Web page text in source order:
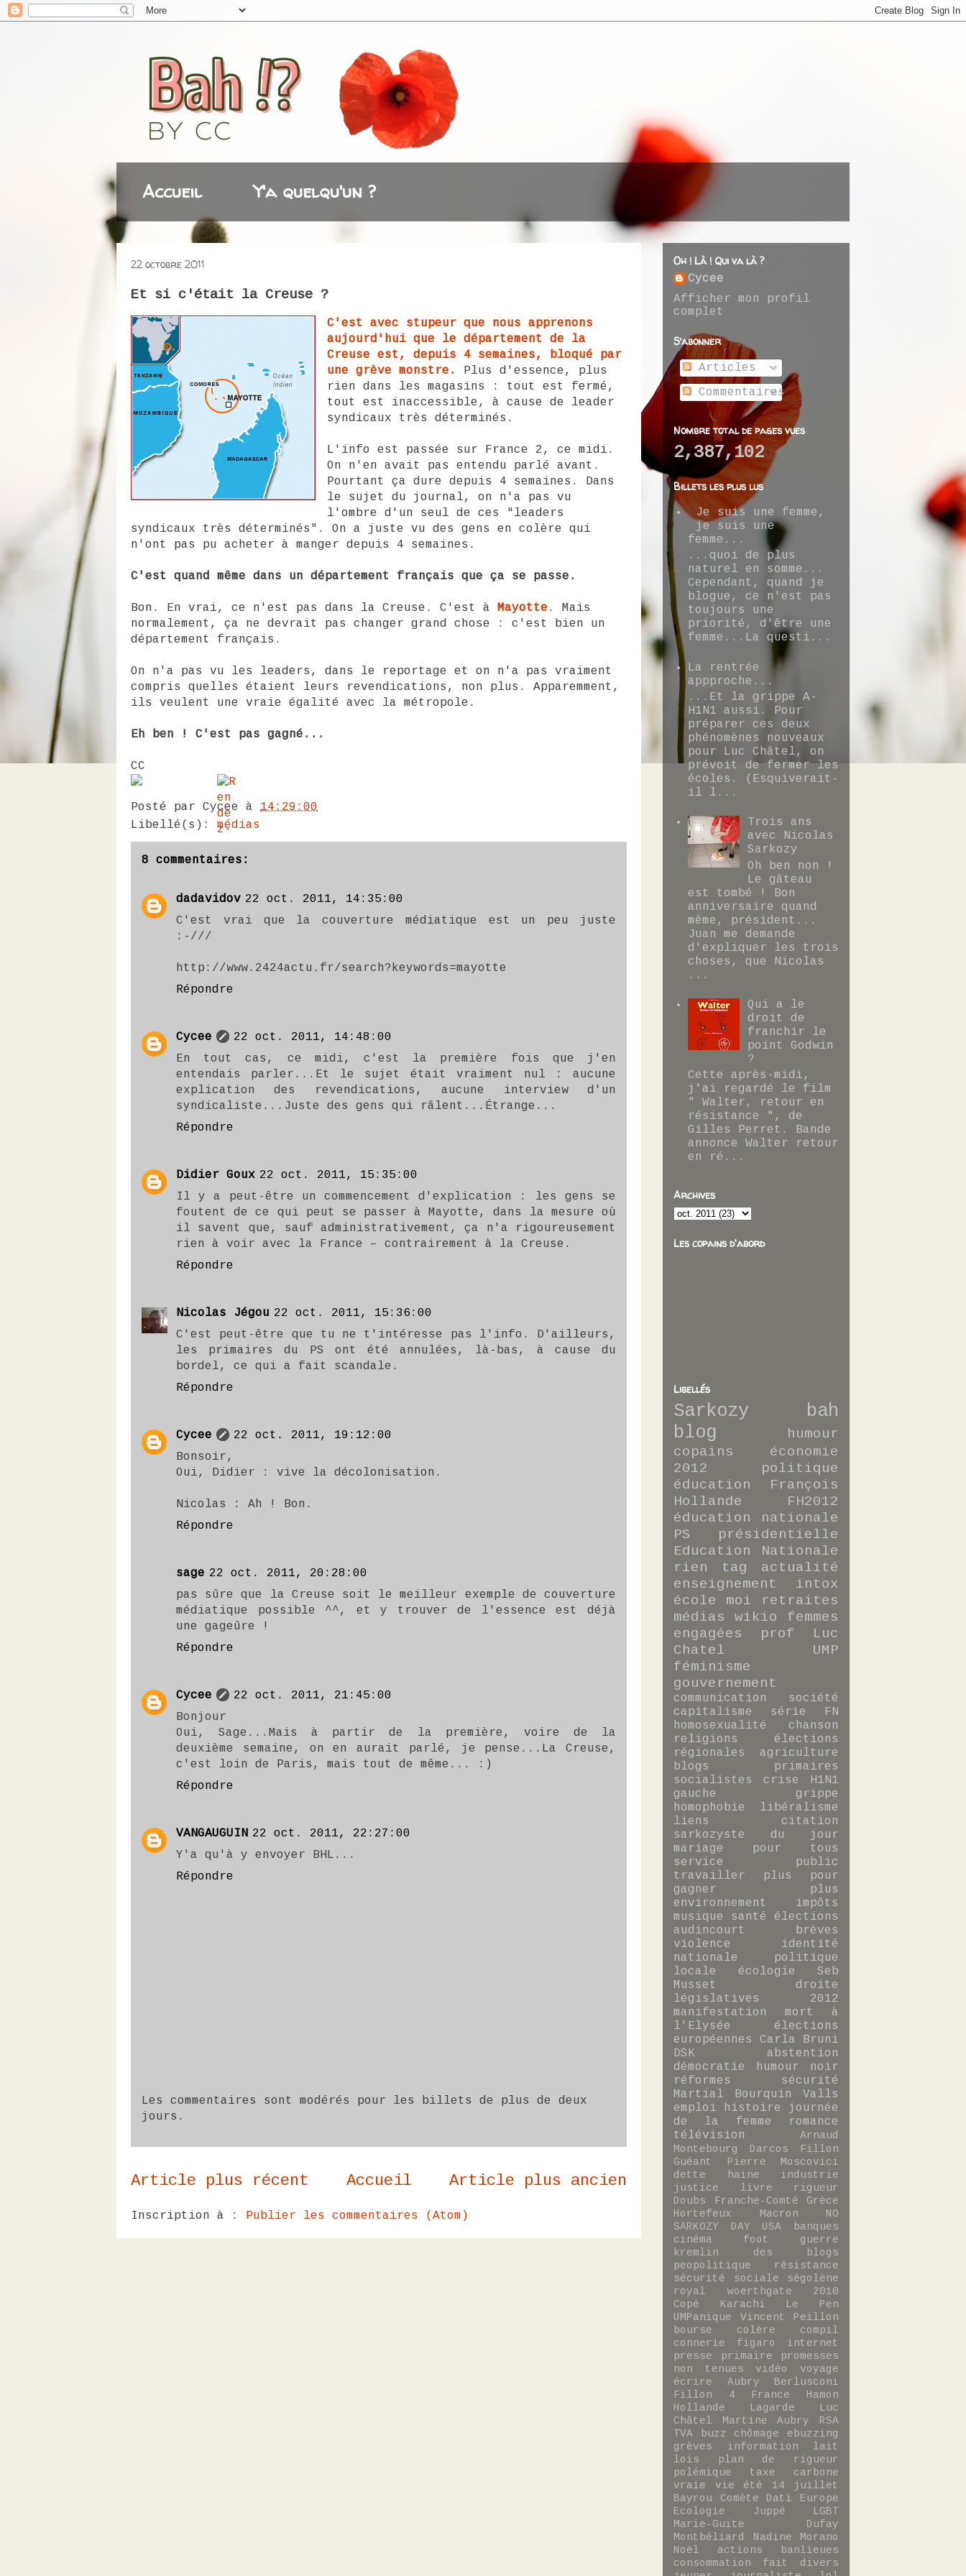
Accueil Y'a quelqu'un ?
22 octobre 2011
Et si c'était la Creuse ?
C'est avec stupeur que nous apprenons
aujourd'hui que le département de la
Creuse est, depuis 4 semaines, bloqué par
une grève monstre.
Plus d'essence, plus
rien dans les magasins : tout est fermé,
tout est inaccessible, à cause de leader
syndicaux très déterminés.
L'info est passée sur France 2, ce midi.
On n'en avait pas entendu parlé avant.
Pourtant ça dure depuis 4 semaines. Dans
le sujet du journal, on n'a pas vu
l'ombre d'un seul de ces "leaders
syndicaux très déterminés". On a juste vu des gens en colère qui
n'ont pas pu acheter à manger depuis 4 semaines.
C'est quand même dans un département français que ça se passe.
Bon. En vrai, ce n'est pas dans la Creuse. C'est à Mayotte . Mais
normalement, ça ne devrait pas changer grand chose : c'est bien un
département français.
On n'a pas vu les leaders, dans le reportage et on n'a pas vraiment
compris quelles étaient leurs revendications, non plus. Apparemment,
ils veulent une vraie égalité avec la métropole.
Eh ben ! C'est pas gagné...
CC
Posté par Cycee à 14:29:00
Libellé(s): médias
8 commentaires:
dadavidov 22 oct. 2011, 14:35:00
C'est vrai que la couverture médiatique est un peu juste
:-///
http://www.2424actu.fr/search?keywords=mayotte
Répondre
Cycee
22 oct. 2011, 14:48:00
En tout cas, ce midi, c'est la première fois que j'en
entendais parler...Et le sujet était vraiment nul : aucune
explication des revendications, aucune interview d'un
syndicaliste...Juste des gens qui râlent...Étrange...
Répondre
Didier Goux 22 oct. 2011, 15:35:00
Il y a peut-être un commencement d'explication : les gens se
foutent de ce qui peut se passer à Mayotte, dans la mesure où
il savent que, sauf administrativement, ça n'a rigoureusement
rien à voir avec la France – contrairement à la Creuse.
Répondre
Nicolas Jégou 22 oct. 2011, 15:36:00
C'est peut-être que tu ne t'intéresse pas l'info. D'ailleurs,
les primaires du PS ont été annulées, là-bas, à cause du
bordel, ce qui a fait scandale.
Répondre
Cycee
22 oct. 2011, 19:12:00
Bonsoir,
Oui, Didier : vive la décolonisation.
Nicolas : Ah ! Bon.
Répondre
sage 22 oct. 2011, 20:28:00
pas sûre que la Creuse soit le meilleur exemple de couverture
médiatique possible ^^, et y trouver de l'essence est déjà
une gageûre !
Répondre
Cycee
22 oct. 2011, 21:45:00
Bonjour
Oui, Sage...Mais à partir de la première, voire de la
deuxième semaine, on en aurait parlé, je pense...La Creuse,
c'est loin de Paris, mais tout de même... :)
Répondre
VANGAUGUIN 22 oct. 2011, 22:27:00
Y'a qu'à y envoyer BHL...
Répondre
Les commentaires sont modérés pour les billets de plus de deux
jours.
Article plus récent Article plus ancien
Accueil
Inscription à : Publier les commentaires (Atom)
Oh ! Là ! Qui va là ?
Cycee
Afficher mon profil
complet
S’abonner
Articles
Commentaires
Nombre total de pages vues
2,387,102
Billets les plus lus
Je suis une femme,
je suis une
femme...
...quoi de plus
naturel en somme...
Cependant, quand je
blogue, ce n'est pas
toujours une
priorité, d'être une
femme...La questi...
La rentrée
appproche...
...Et la grippe A-
H1N1 aussi. Pour
préparer ces deux
phénomènes nouveaux
pour Luc Châtel, on
prévoit de fermer les
écoles. (Esquiverait-
il l...
Trois ans
avec Nicolas
Sarkozy
Oh ben non !
Le gâteau
est tombé ! Bon
anniversaire quand
même, président...
Juan me demande
d'expliquer les trois
choses, que Nicolas
...
Qui a le
droit de
franchir le
point Godwin
?
Cette après-midi,
j'ai regardé le film
" Walter, retour en
résistance ", de
Gilles Perret. Bande
annonce Walter retour
en ré...
Archives
Les copains d'abord
Libellés
Sarkozy
bah
blog
humour
copains
économie
2012
politique
éducation
François
Hollande
FH2012
éducation nationale
PS
présidentielle
Education Nationale
rien
tag
actualité
enseignement
intox
école
moi
retraites
médias
wikio
femmes
engagées
prof
Luc
Chatel
UMP
féminisme
gouvernement
communication
société
capitalisme
série
FN
homosexualité
chanson
religions
élections
régionales
agriculture
blogs
primaires
socialistes
crise
H1N1
gauche
grippe
homophobie
libéralisme
liens
citation
sarkozyste du jour
mariage pour tous
service public
travailler plus pour
gagner plus
environnement
impôts
musique
santé
élections
audincourt
brèves
violence
identité
nationale
politique
locale
écologie
Seb
Musset
droite
législatives 2012
manifestation
mort à
l'Elysée
élections
européennes
Carla Bruni
DSK
abstention
démocratie
humour noir
réformes
sécurité
Martial Bourquin
Valls
emploi
histoire
journée
de la femme
romance
télévision
Arnaud
Montebourg
Darcos
Fillon
Guéant
Pierre Moscovici
dette
haine
industrie
justice
livre
rigueur
Doubs
Franche-Comté
Grèce
Hortefeux
Macron
NO
SARKOZY DAY
USA
banques
cinéma
foot
guerre
kremlin des blogs
peopolitique
résistance
sécurité sociale
ségolène
royal
woerthgate
2010
Copé
Karachi
Le Pen
UMPanique
Vincent Peillon
bourse
colère
compil
connerie
figaro
internet
presse
primaire
promesses
non tenues
vidéo
voyage
écrire
Aubry
Berlusconi
Fillon 4
France
Hamon
Hollande
Lagarde
Luc
Châtel
Martine Aubry
RSA
TVA
buzz chômage
ebuzzing
grèves
information
lait
lois
plan de rigueur
polémique
taxe carbone
vraie vie
été
14 juillet
Bayrou
Comète Dati
Europe
Ecologie
Juppé
LGBT
Marie-Guite Dufay
Montbéliard
Nadine Morano
Noël
actions
banlieues
consommation
fait divers